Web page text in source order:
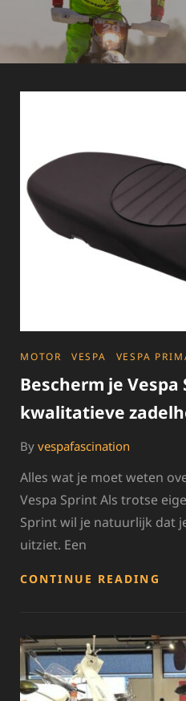
CATEGORIES
MOTOR VESPA VESPA
Bescherm je
kwalitatieve
By vespafascination
Alles wat je moet weten
Vespa Sprint Als trotse
Sprint wil je natuurlijk dat
uitziet. Een
CONTINUE READING
EEN